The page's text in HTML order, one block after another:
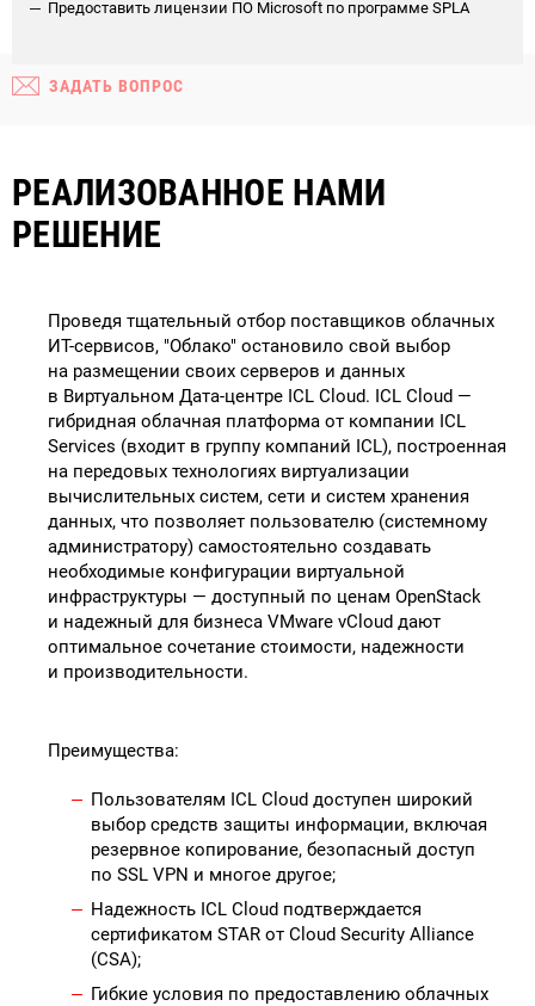
Предоставить лицензии ПО Microsoft по программе SPLA
ЗАДАТЬ ВОПРОС
РЕАЛИЗОВАННОЕ НАМИ
РЕШЕНИЕ
Проведя тщательный отбор поставщиков облачных
ИТ-сервисов, "Облако" остановило свой выбор
на размещении своих серверов и данных
в Виртуальном Дата-центре ICL Cloud. ICL Cloud —
гибридная облачная платформа от компании ICL
Services (входит в группу компаний ICL), построенная
на передовых технологиях виртуализации
вычислительных систем, сети и систем хранения
данных, что позволяет пользователю (системному
администратору) самостоятельно создавать
необходимые конфигурации виртуальной
инфраструктуры — доступный по ценам OpenStack
и надежный для бизнеса VMware vCloud дают
оптимальное сочетание стоимости, надежности
и производительности.
Преимущества:
Пользователям ICL Cloud доступен широкий
выбор средств защиты информации, включая
резервное копирование, безопасный доступ
по SSL VPN и многое другое;
Надежность ICL Cloud подтверждается
сертификатом STAR от Cloud Security Alliance
(CSA);
Гибкие условия по предоставлению облачных